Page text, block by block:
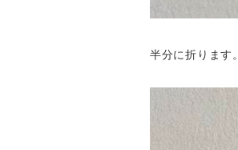
半分に折ります。